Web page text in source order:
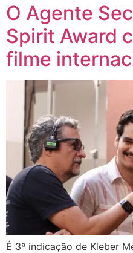
O Agente
Spirit Award
filme
É 3ª indicação de Kleber